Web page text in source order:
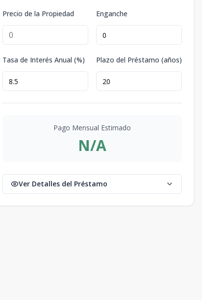
Precio de la Propiedad Enganche
Tasa de Interés Anual (%) Plazo del Préstamo (años)
Pago Mensual Estimado
N/A
Ver Detalles del Préstamo